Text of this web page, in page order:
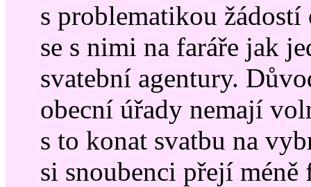
s problematikou
se s nimi na faráře jak
svatební agentury.
obecní úřady nemají
s to konat svatbu na
si snoubenci přejí